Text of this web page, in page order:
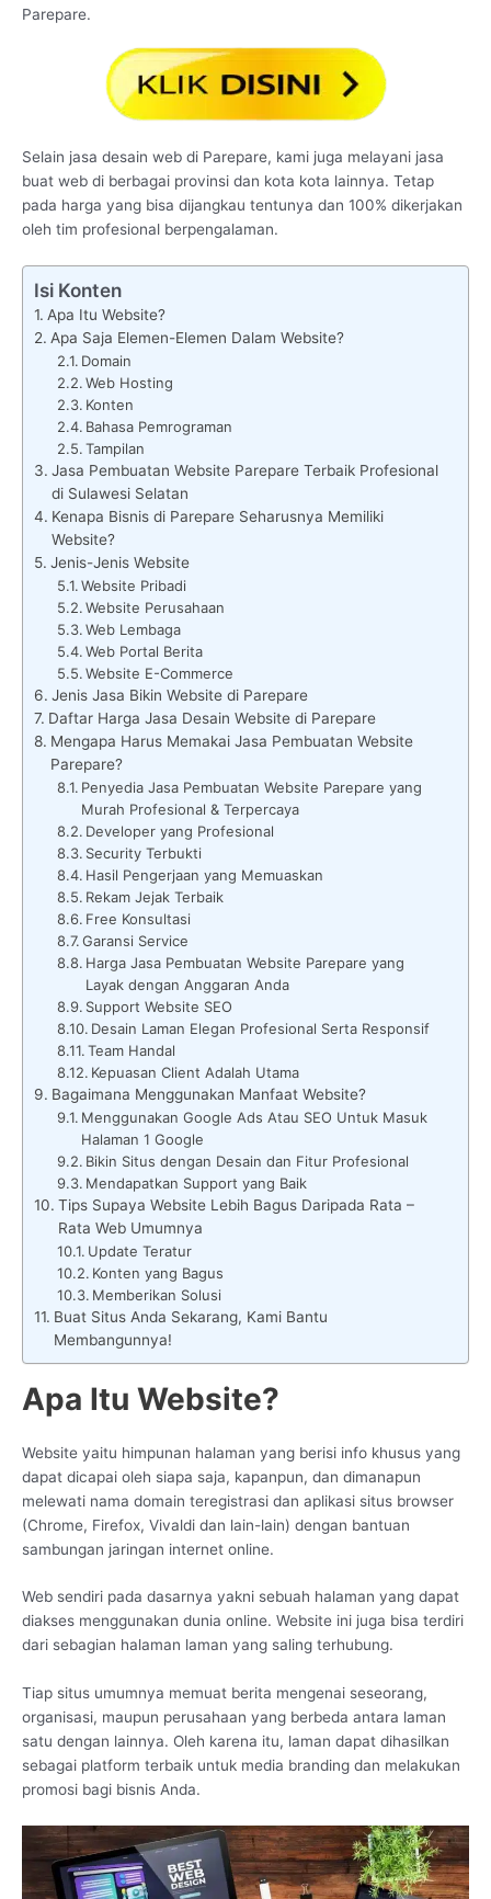
Parepare.
Selain jasa desain web di Parepare, kami juga melayani jasa
buat web di berbagai provinsi dan kota kota lainnya. Tetap
pada harga yang bisa dijangkau tentunya dan 100% dikerjakan
oleh tim profesional berpengalaman.
Isi Konten
Apa Itu Website?
Apa Saja Elemen-Elemen Dalam Website?
Domain
Web Hosting
Konten
Bahasa Pemrograman
Tampilan
Jasa Pembuatan Website Parepare Terbaik Profesional
di Sulawesi Selatan
Kenapa Bisnis di Parepare Seharusnya Memiliki
Website?
Jenis-Jenis Website
Website Pribadi
Website Perusahaan
Web Lembaga
Web Portal Berita
Website E-Commerce
Jenis Jasa Bikin Website di Parepare
Daftar Harga Jasa Desain Website di Parepare
Mengapa Harus Memakai Jasa Pembuatan Website
Parepare?
Penyedia Jasa Pembuatan Website Parepare yang
Murah Profesional & Terpercaya
Developer yang Profesional
Security Terbukti
Hasil Pengerjaan yang Memuaskan
Rekam Jejak Terbaik
Free Konsultasi
Garansi Service
Harga Jasa Pembuatan Website Parepare yang
Layak dengan Anggaran Anda
Support Website SEO
Desain Laman Elegan Profesional Serta Responsif
Team Handal
Kepuasan Client Adalah Utama
Bagaimana Menggunakan Manfaat Website?
Menggunakan Google Ads Atau SEO Untuk Masuk
Halaman 1 Google
Bikin Situs dengan Desain dan Fitur Profesional
Mendapatkan Support yang Baik
Tips Supaya Website Lebih Bagus Daripada Rata –
Rata Web Umumnya
Update Teratur
Konten yang Bagus
Memberikan Solusi
Buat Situs Anda Sekarang, Kami Bantu
Membangunnya!
Apa Itu Website?
Website yaitu himpunan halaman yang berisi info khusus yang
dapat dicapai oleh siapa saja, kapanpun, dan dimanapun
melewati nama domain teregistrasi dan aplikasi situs browser
(Chrome, Firefox, Vivaldi dan lain-lain) dengan bantuan
sambungan jaringan internet online.
Web sendiri pada dasarnya yakni sebuah halaman yang dapat
diakses menggunakan dunia online. Website ini juga bisa terdiri
dari sebagian halaman laman yang saling terhubung.
Tiap situs umumnya memuat berita mengenai seseorang,
organisasi, maupun perusahaan yang berbeda antara laman
satu dengan lainnya. Oleh karena itu, laman dapat dihasilkan
sebagai platform terbaik untuk media branding dan melakukan
promosi bagi bisnis Anda.